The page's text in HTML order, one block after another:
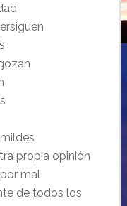
propia opinión
mal
de todos los